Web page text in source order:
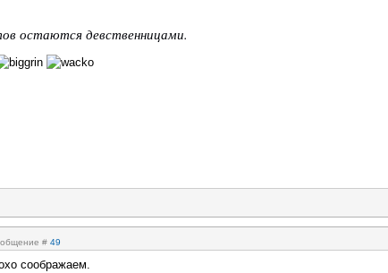
остаются девственницами.
# 49
соображаем.